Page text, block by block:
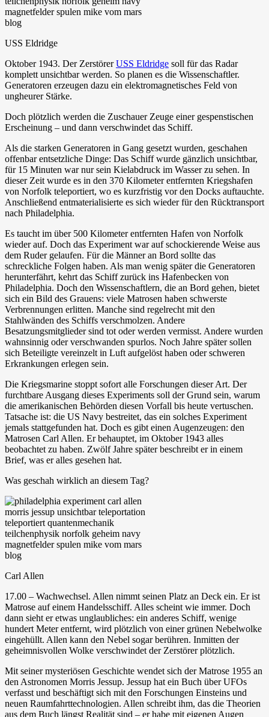
USS Eldridge
Oktober 1943. Der ZerstörerUSS Eldridge soll für das Radar
komplett unsichtbar werden. So planen es die Wissenschaftler.
Generatoren erzeugen dazu ein elektromagnetisches Feld von
ungheurer Stärke.
Doch plötzlich werden die Zuschauer Zeuge einer gespenstischen
Erscheinung – und dann verschwindet das Schiff.
Als die starken Generatoren in Gang gesetzt wurden, geschahen
offenbar entsetzliche Dinge: Das Schiff wurde gänzlich unsichtbar,
für 15 Minuten war nur sein Kielabdruck im Wasser zu sehen. In
dieser Zeit wurde es in den 370 Kilometer entfernten Kriegshafen
von Norfolk teleportiert, wo es kurzfristig vor den Docks auftauchte.
Anschließend entmaterialisierte es sich wieder für den Rücktransport
nach Philadelphia.
Es taucht im über 500 Kilometer entfernten Hafen von Norfolk
wieder auf. Doch das Experiment war auf schockierende Weise aus
dem Ruder gelaufen. Für die Männer an Bord sollte das
schreckliche Folgen haben. Als man wenig später die Generatoren
herunterfährt, kehrt das Schiff zurück ins Hafenbecken von
Philadelphia. Doch den Wissenschaftlern, die an Bord gehen, bietet
sich ein Bild des Grauens: viele Matrosen haben schwerste
Verbrennungen erlitten. Manche sind regelrecht mit den
Stahlwänden des Schiffs verschmolzen. Andere
Besatzungsmitglieder sind tot oder werden vermisst. Andere wurden
wahnsinnig oder verschwanden spurlos. Noch Jahre später sollen
sich Beteiligte vereinzelt in Luft aufgelöst haben oder schweren
Erkrankungen erlegen sein.
Die Kriegsmarine stoppt sofort alle Forschungen dieser Art. Der
furchtbare Ausgang dieses Experiments soll der Grund sein, warum
die amerikanischen Behörden diesen Vorfall bis heute vertuschen.
Tatsache ist: die US Navy bestreitet, das ein solches Experiment
jemals stattgefunden hat. Doch es gibt einen Augenzeugen: den
Matrosen Carl Allen. Er behauptet, im Oktober 1943 alles
beobachtet zu haben. Zwölf Jahre später beschreibt er in einem
Brief, was er alles gesehen hat.
Was geschah wirklich an diesem Tag?
Carl Allen
17.00 – Wachwechsel. Allen nimmt seinen Platz an Deck ein. Er ist
Matrose auf einem Handelsschiff. Alles scheint wie immer. Doch
dann sieht er etwas unglaubliches: ein anderes Schiff, wenige
hundert Meter entfernt, wird plötzlich von einer grünen Nebelwolke
eingehüllt. Allen kann den Nebel sogar berühren. Inmitten der
geheimnisvollen Wolke verschwindet der Zerstörer plötzlich.
Mit seiner mysteriösen Geschichte wendet sich der Matrose 1955 an
den Astronomen Morris Jessup. Jessup hat ein Buch über UFOs
verfasst und beschäftigt sich mit den Forschungen Einsteins und
neuen Raumfahrttechnologien. Allen schreibt ihm, das die Theorien
aus dem Buch längst Realität sind – er habe mit eigenen Augen